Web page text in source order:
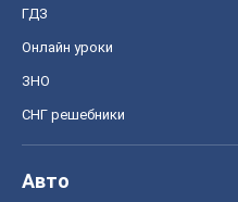
ГДЗ
Онлайн уроки
ЗНО
СНГ решебники
Авто